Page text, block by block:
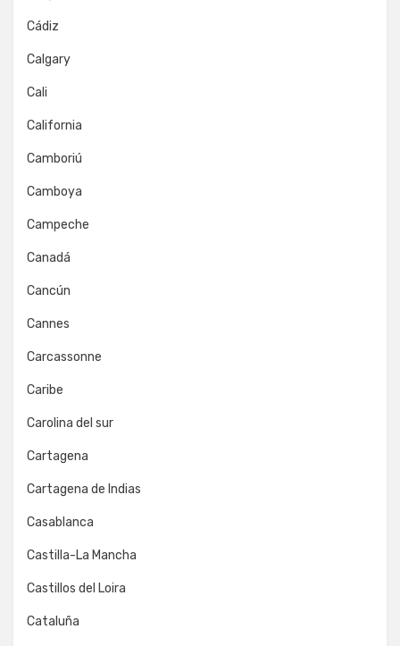
Cádiz
Calgary
Cali
California
Camboriú
Camboya
Campeche
Canadá
Cancún
Cannes
Carcassonne
Caribe
Carolina del sur
Cartagena
Cartagena de Indias
Casablanca
Castilla-La Mancha
Castillos del Loira
Cataluña